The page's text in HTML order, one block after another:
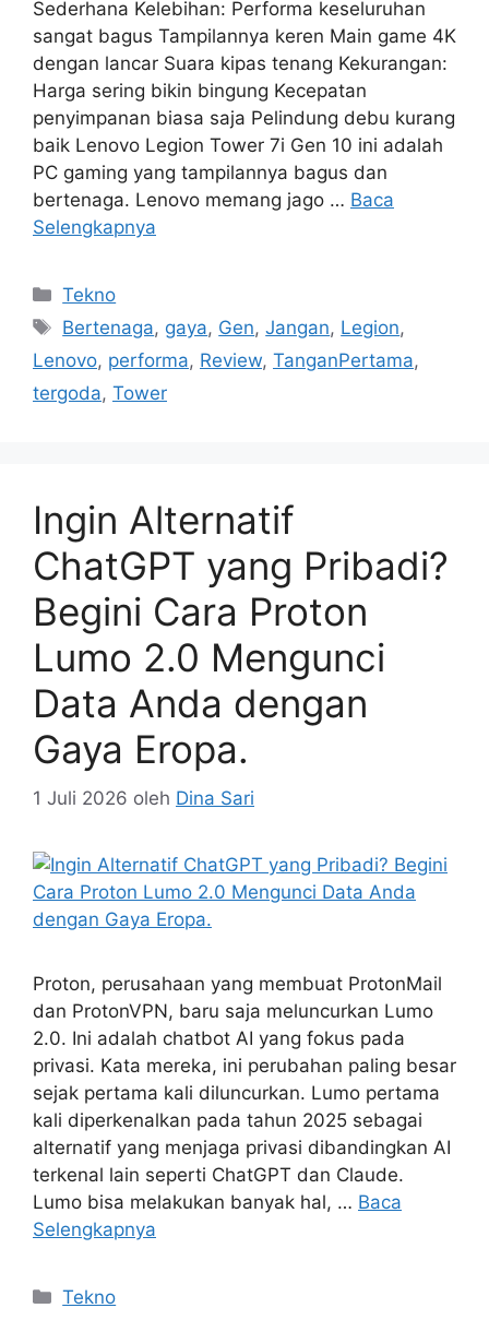
Sederhana Kelebihan: Performa keseluruhan
sangat bagus Tampilannya keren Main game 4K
dengan lancar Suara kipas tenang Kekurangan:
Harga sering bikin bingung Kecepatan
penyimpanan biasa saja Pelindung debu kurang
baik Lenovo Legion Tower 7i Gen 10 ini adalah
PC gaming yang tampilannya bagus dan
bertenaga. Lenovo memang jago … Baca
Selengkapnya
Kategori
Tekno
Tag
Bertenaga, gaya, Gen,Jangan, Legion,
Lenovo, performa, Review, TanganPertama,
tergoda, Tower
Ingin Alternatif
ChatGPT yang Pribadi?
Begini Cara Proton
Lumo 2.0 Mengunci
Data Anda dengan
Gaya Eropa.
1 Juli 2026 oleh Dina Sari
Proton, perusahaan yang membuat ProtonMail
dan ProtonVPN, baru saja meluncurkan Lumo
2.0. Ini adalah chatbot AI yang fokus pada
privasi. Kata mereka, ini perubahan paling besar
sejak pertama kali diluncurkan. Lumo pertama
kali diperkenalkan pada tahun 2025 sebagai
alternatif yang menjaga privasi dibandingkan AI
terkenal lain seperti ChatGPT dan Claude.
Lumo bisa melakukan banyak hal, … Baca
Selengkapnya
Kategori
Tekno